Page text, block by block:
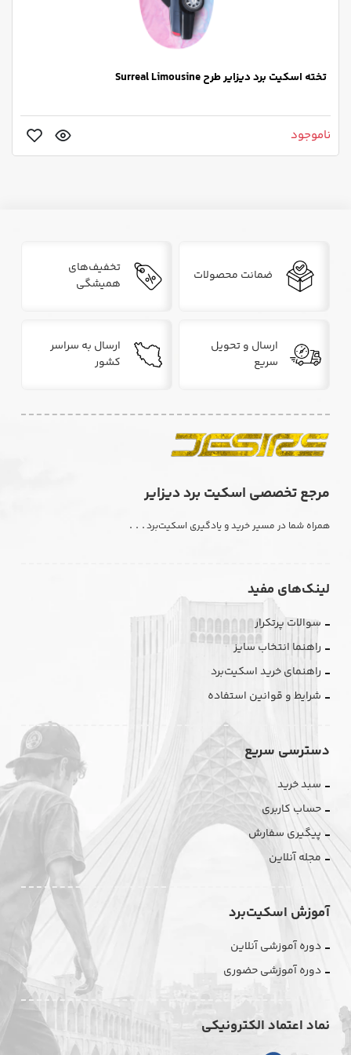
تخته اسکیت برد دیزایر طرح Surreal Limousine
ناموجود
ضمانت محصولات
تخفیف‌های
همیشگی
ارسال و تحویل
سریع
ارسال به سراسر
کشور
مرجع تخصصی اسکیت برد دیزایر
همراه شما در مسیر خرید و یادگیری اسکیت‌برد. . .
لینک‌های مفید
سوالات پرتکرار
راهنما انتخاب سایز
راهنمای خرید اسکیت‌برد
شرایط و قوانین استفاده
دسترسی سریع
سبد خرید
حساب کاربری
پیگیری سفارش
مجله آنلاین
آموزش اسکیت‌برد
دوره آموزشی آنلاین
دوره آموزشی حضوری
نماد اعتماد الکترونیکی